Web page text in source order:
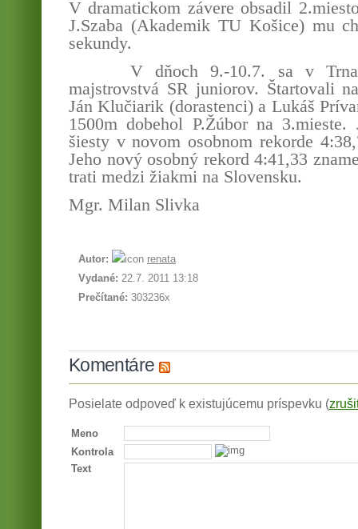
V dramatickom závere obsadil
J.Szaba (Akademik TU Košice) mu
sekundy.
V dňoch 9.-10.7. sa v
majstrovstvá SR juniorov. Štartovali
Ján Klučiarik (dorastenci) a Lukáš
1500m dobehol P.Žúbor na
šiesty v novom osobnom rekorde
Jeho nový osobný rekord 4:41,33
trati medzi žiakmi na Slovensku.
Mgr. Milan Slivka
Autor:
renata
Vydané: 22.7. 2011 13:18
Prečítané: 303236x
Komentáre
Posielate odpoveď k existujúcemu príspevku (
Meno
Kontrola
Text